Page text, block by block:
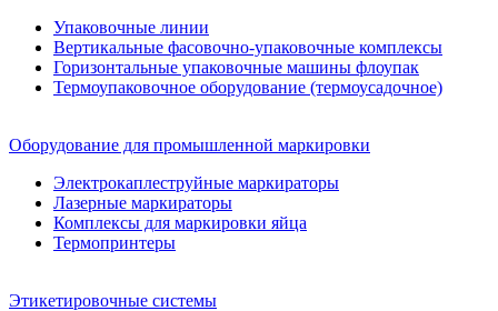
Упаковочные линии
Вертикальные фасовочно-упаковочные комплексы
Горизонтальные упаковочные машины флоупак
Термоупаковочное оборудование (термоусадочное)
Оборудование для промышленной маркировки
Электрокаплеструйные маркираторы
Лазерные маркираторы
Комплексы для маркировки яйца
Термопринтеры
Этикетировочные системы